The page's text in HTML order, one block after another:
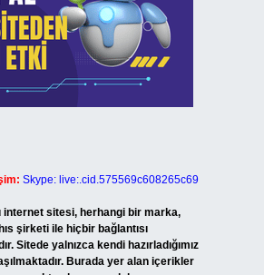
Skype: live:.cid.575569c608265c69
internet sitesi, herhangi bir marka,
şirketi ile hiçbir bağlantısı
Sitede yalnızca kendi hazırladığımız
Burada yer alan içerikler